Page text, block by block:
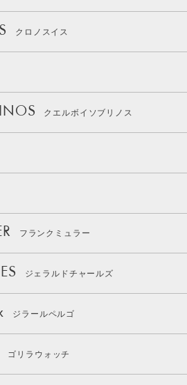
クロノスイス
クエルボイソブリノス
フランクミュラー
ジェラルドチャールズ
ジラールペルゴ
ゴリラウォッチ